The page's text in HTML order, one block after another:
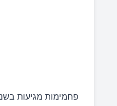
פחמימות מגיעות